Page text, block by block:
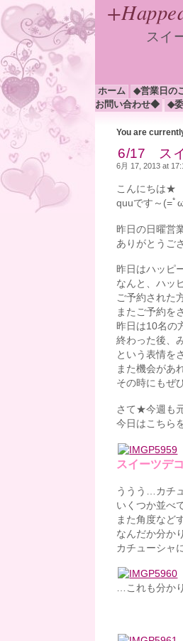
スイ
ホーム ◆営業日の
お問い合わせ◆
◆
You are
6/17 スイ
6月 17, 2013 at
こんにちは★
quuです～(=ﾟ
昨日の日曜営
ありがとうご
昨日はハッピ
なんと、ハッ
ご予約された
またご予約を
昨日は10名の
終わった後、
という表情を
また機会があ
その時にもぜ
さて★今週も
今日はこちら
スイーツデ
ううう…カチ
いくつか並べ
また角度など
なんだか分か
カチューシャ
…これも分か